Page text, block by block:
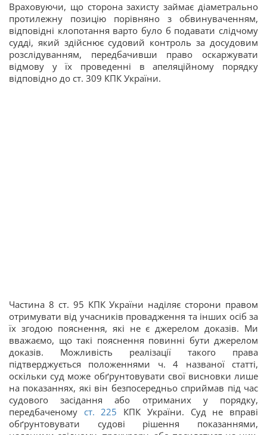
Враховуючи, що сторона захисту займає діаметрально
протилежну позицію порівняно з обвинуваченням,
відповідні клопотання варто було б подавати слідчому
судді, який здійснює судовий контроль за досудовим
розслідуванням, передбачивши право оскаржувати
відмову у їх проведенні в апеляційному порядку
відповідно до ст. 309 КПК України.
Частина 8 ст. 95 КПК України наділяє сторони правом
отримувати від учасників провадження та інших осіб за
їх згодою пояснення, які не є джерелом доказів. Ми
вважаємо, що такі пояснення повинні бути джерелом
доказів. Можливість реалізації такого права
підтверджується положеннями ч. 4 названої статті,
оскільки суд може обґрунтовувати свої висновки лише
на показаннях, які він безпосередньо сприймав під час
судового засідання або отриманих у порядку,
передбаченому ст. 225 КПК України. Суд не вправі
обґрунтовувати судові рішення показаннями,